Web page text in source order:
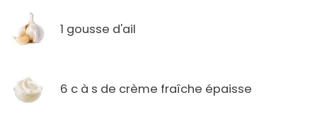
1 gousse d'ail
6 c à s de crème fraîche épaisse